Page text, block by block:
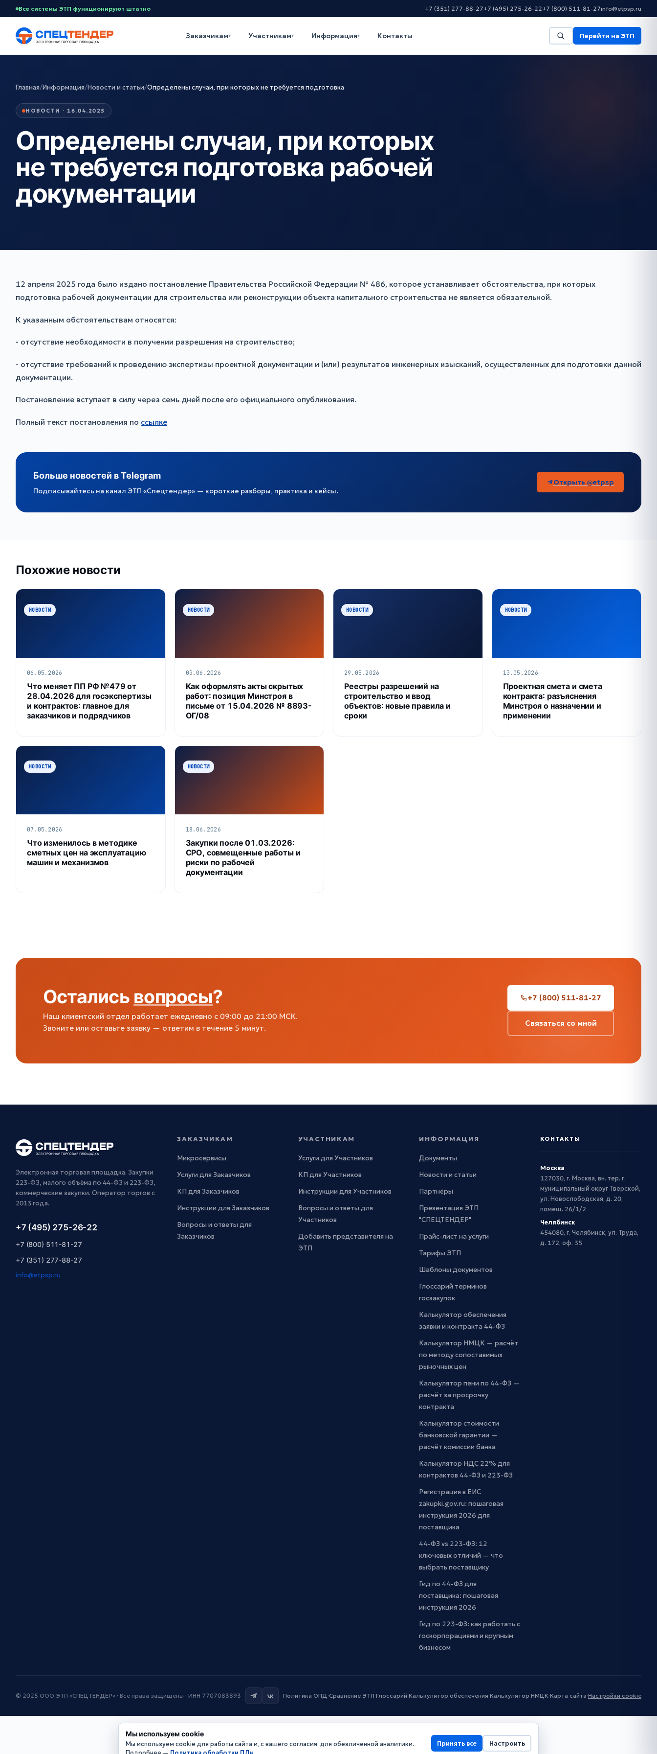
Все системы ЭТП функционируют штатно +7 (351) 277-88-27+7 (495) 275-26-22+7 (800) 511-81-27info@etpsp.ru
Заказчикам▾ Участникам▾ Информация▾ Контакты Перейти на ЭТП
Главная/Информация/Новости и статьи/Определены случаи, при которых не требуется подготовка
НОВОСТИ · 16.04.2025
Определены случаи, при которых
не требуется подготовка рабочей
документации
12 апреля 2025 года было издано постановление Правительства Российской Федерации № 486, которое устанавливает обстоятельства, при которых
подготовка рабочей документации для строительства или реконструкции объекта капитального строительства не является обязательной.
К указанным обстоятельствам относятся:
- отсутствие необходимости в получении разрешения на строительство;
- отсутствие требований к проведению экспертизы проектной документации и (или) результатов инженерных изысканий, осуществленных для подготовки данной
документации.
Постановление вступает в силу через семь дней после его официального опубликования.
Полный текст постановления по ссылке
Больше новостей в Telegram
Подписывайтесь на канал ЭТП «Спецтендер» — короткие разборы, практика и кейсы.
Открыть @etpsp
Похожие новости
НОВОСТИ
06.05.2026
Что меняет ПП РФ №479 от
28.04.2026 для госэкспертизы
и контрактов: главное для
заказчиков и подрядчиков
НОВОСТИ
03.06.2026
Как оформлять акты скрытых
работ: позиция Минстроя в
письме от 15.04.2026 № 8893-
ОГ/08
НОВОСТИ
29.05.2026
Реестры разрешений на
строительство и ввод
объектов: новые правила и
сроки
НОВОСТИ
13.05.2026
Проектная смета и смета
контракта: разъяснения
Минстроя о назначении и
применении
НОВОСТИ
07.05.2026
Что изменилось в методике
сметных цен на эксплуатацию
машин и механизмов
НОВОСТИ
18.06.2026
Закупки после 01.03.2026:
СРО, совмещенные работы и
риски по рабочей
документации
Остались вопросы?
Наш клиентский отдел работает ежедневно с 09:00 до 21:00 МСК.
Звоните или оставьте заявку — ответим в течение 5 минут.
+7 (800) 511-81-27
Связаться со мной
Электронная торговая площадка. Закупки
223-ФЗ, малого объёма по 44-ФЗ и 223-ФЗ,
коммерческие закупки. Оператор торгов с
2013 года.
+7 (495) 275-26-22
+7 (800) 511-81-27
+7 (351) 277-88-27
info@etpsp.ru
ЗАКАЗЧИКАМ
Микросервисы
Услуги для Заказчиков
КП для Заказчиков
Инструкции для Заказчиков
Вопросы и ответы для
Заказчиков
УЧАСТНИКАМ
Услуги для Участников
КП для Участников
Инструкции для Участников
Вопросы и ответы для
Участников
Добавить представителя на
ЭТП
ИНФОРМАЦИЯ
Документы
Новости и статьи
Партнёры
Презентация ЭТП
"СПЕЦТЕНДЕР"
Прайс-лист на услуги
Тарифы ЭТП
Шаблоны документов
Глоссарий терминов
госзакупок
Калькулятор обеспечения
заявки и контракта 44-ФЗ
Калькулятор НМЦК — расчёт
по методу сопоставимых
рыночных цен
Калькулятор пени по 44-ФЗ —
расчёт за просрочку
контракта
Калькулятор стоимости
банковской гарантии —
расчёт комиссии банка
Калькулятор НДС 22% для
контрактов 44-ФЗ и 223-ФЗ
Регистрация в ЕИС
zakupki.gov.ru: пошаговая
инструкция 2026 для
поставщика
44-ФЗ vs 223-ФЗ: 12
ключевых отличий — что
выбрать поставщику
Гид по 44-ФЗ для
поставщика: пошаговая
инструкция 2026
Гид по 223-ФЗ: как работать с
госкорпорациями и крупным
бизнесом
КОНТАКТЫ
Москва
127030, г. Москва, вн. тер. г.
муниципальный округ Тверской,
ул. Новослободская, д. 20,
помещ. 26/1/2
Челябинск
454080, г. Челябинск, ул. Труда,
д. 172, оф. 35
© 2025 ООО ЭТП «СПЕЦТЕНДЕР» · Все права защищены · ИНН 7707083893 Политика ОПД·Сравнение ЭТП·Глоссарий·Калькулятор обеспечения·Калькулятор НМЦК·Карта сайта·Настройки cookie
Мы используем cookie
Мы используем cookie для работы сайта и, с вашего согласия, для обезличенной аналитики.
Принять все Настроить